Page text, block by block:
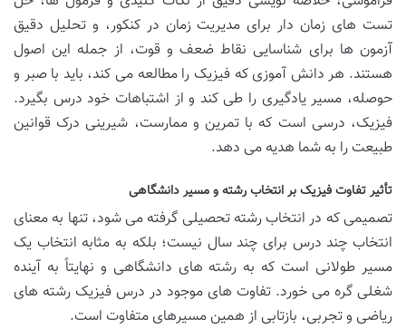
تست های زمان دار برای مدیریت زمان در کنکور، و تحلیل دقیق
آزمون ها برای شناسایی نقاط ضعف و قوت، از جمله این اصول
هستند. هر دانش آموزی که فیزیک را مطالعه می کند، باید با صبر و
حوصله، مسیر یادگیری را طی کند و از اشتباهات خود درس بگیرد.
فیزیک، درسی است که با تمرین و ممارست، شیرینی درک قوانین
طبیعت را به شما هدیه می دهد.
تأثیر تفاوت فیزیک بر انتخاب رشته و مسیر دانشگاهی
تصمیمی که در انتخاب رشته تحصیلی گرفته می شود، تنها به معنای
انتخاب چند درس برای چند سال نیست؛ بلکه به مثابه انتخاب یک
مسیر طولانی است که به رشته های دانشگاهی و نهایتاً به آینده
شغلی گره می خورد. تفاوت های موجود در درس فیزیک رشته های
ریاضی و تجربی، بازتابی از همین مسیرهای متفاوت است.